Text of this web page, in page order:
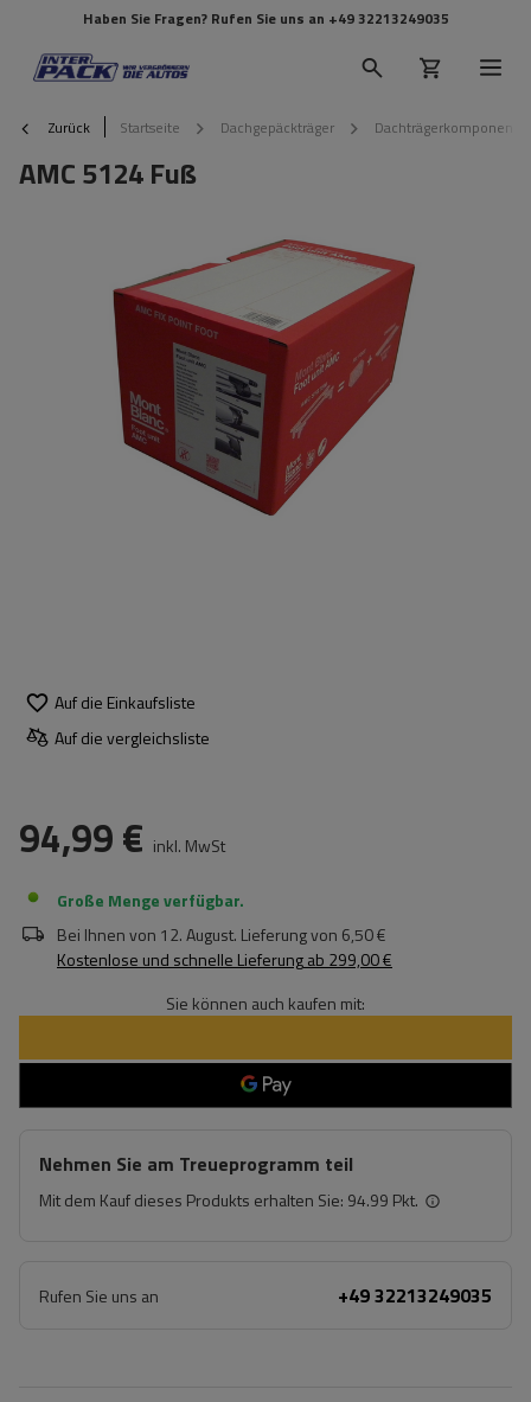
Haben Sie Fragen? Rufen Sie uns an +49 32213249035
Zurück Startseite Dachgepäckträger
AMC 5124 Fuß
Auf die Einkaufsliste
Auf die vergleichsliste
94,99 € inkl. MwSt
Große Menge verfügbar
Bei Ihnen von 12. August. Lieferung von 6,50 €
Kostenlose und schnelle Lieferungab 299,00 €
Sie können auch kaufen mit:
Nehmen Sie am Treueprogramm teil
Mit dem Kauf dieses Produkts erhalten Sie: 94.99 Pkt.
Rufen Sie uns an +49 32213249035